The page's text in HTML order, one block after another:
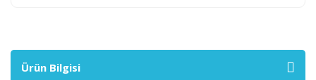
Ürün Bilgisi